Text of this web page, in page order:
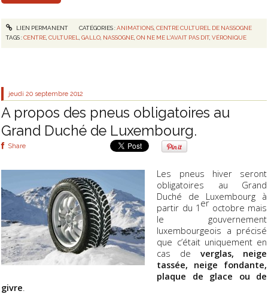
LIEN PERMANENT CATÉGORIES :ANIMATIONS, CENTRE CULTUREL DE NASSOGNE
TAGS :CENTRE,CULTUREL,GALLO, NASSOGNE,ON NE ME L'AVAIT PAS DIT,VÉRONIQUE
jeudi 20 septembre 2012
A propos des pneus obligatoires au
Grand Duché de Luxembourg.
Share
Les pneus hiver seront
obligatoires au Grand
Duché de Luxembourg à
partir du 1 er octobre mais
le gouvernement
luxembourgeois a précisé
que c’était uniquement en
cas de verglas, neige
tassée, neige fondante,
plaque de glace ou de
givre